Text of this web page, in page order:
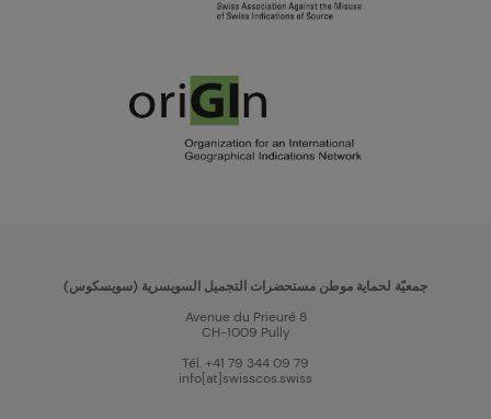
جمعيّة لحماية موطن مستحضرات التجميل السويسرية (سويسكوس)
Avenue du Prieuré 8
CH-1009 Pully
Tél. +41 79 344 09 79
info[at]swisscos.swiss